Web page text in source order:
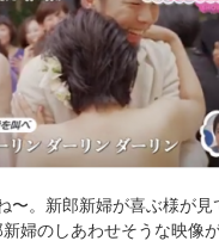
〜。新郎新婦が喜ぶ様が見
婦のしあわせそうな映像